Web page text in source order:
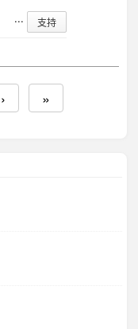
... 支持
› »